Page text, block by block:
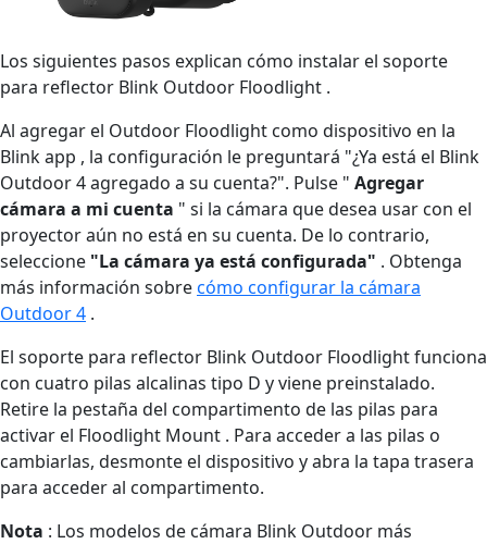
Los siguientes pasos explican cómo instalar el soporte
para reflector Blink Outdoor Floodlight .
Al agregar el Outdoor Floodlight como dispositivo en la
Blink app , la configuración le preguntará "¿Ya está el Blink
Outdoor 4 agregado a su cuenta?". Pulse " Agregar
cámara a mi cuenta " si la cámara que desea usar con el
proyector aún no está en su cuenta. De lo contrario,
seleccione "La cámara ya está configurada" . Obtenga
más información sobrecómo configurar la cámara
Outdoor 4 .
El soporte para reflector Blink Outdoor Floodlight funciona
con cuatro pilas alcalinas tipo D y viene preinstalado.
Retire la pestaña del compartimento de las pilas para
activar el Floodlight Mount . Para acceder a las pilas o
cambiarlas, desmonte el dispositivo y abra la tapa trasera
para acceder al compartimento.
Nota : Los modelos de cámara Blink Outdoor más